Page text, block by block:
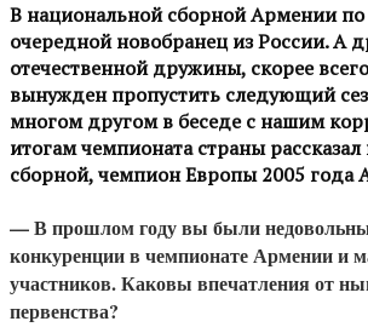
В национальной сборной Армении
очередной новобранец из России. А
отечественной дружины, скорее
вынужден пропустить следующий
многом другом в беседе с нашим
итогам чемпионата страны рассказал
сборной, чемпион Европы 2005 года
— В прошлом году вы были
конкуренции в чемпионате Армении и
участников. Каковы впечатления от
первенства?